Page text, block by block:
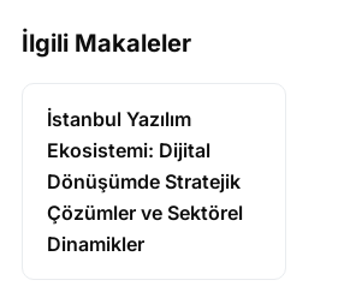
İlgili Makaleler
İstanbul Yazılım
Ekosistemi: Dijital
Dönüşümde Stratejik
Çözümler ve Sektörel
Dinamikler